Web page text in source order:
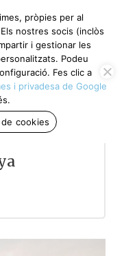
pròpies per al
nostres socis (inclòs
i gestionar les
Podeu
Fes clic a
i privadesa de Google
cookies